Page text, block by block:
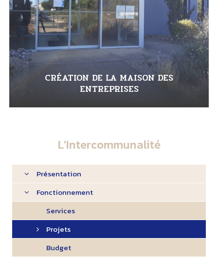
CRÉATION DE LA MAISON DES
ENTREPRISES
L'Intercommunalité
Présentation
Fonctionnement
Services
Projets
Budget